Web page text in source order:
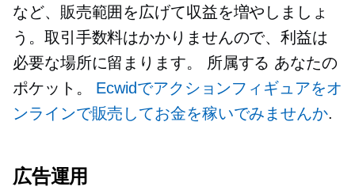
など、販売範囲を広げて収益を増やしましょ
う。取引手数料はかかりませんので、利益は
必要な場所に留まります。
所属する あなたの
ポケット。 Ecwidでアクションフィギュアをオ
ンラインで販売してお金を稼いでみませんか.
広告運用